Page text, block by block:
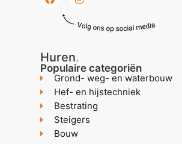
Huren.
Populaire categoriën
Grond- weg- en waterbouw
Hef- en hijstechniek
Bestrating
Steigers
Bouw